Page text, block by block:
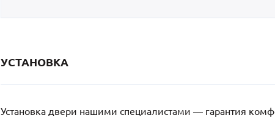
УСТАНОВКА
Установка двери нашими специалистами — гарантия